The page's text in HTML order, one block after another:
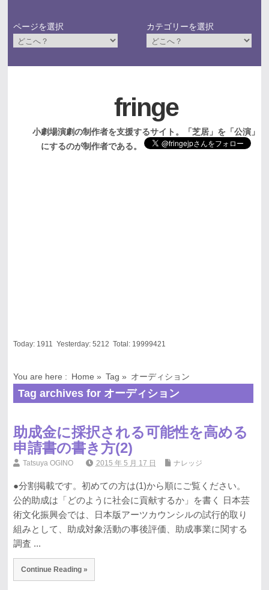
ページを選択 カテゴリーを選択
fringe
小劇場演劇の制作者を支援するサイト。「芝居」を「公演」
にするのが制作者である。
Today: 1911 Yesterday: 5212 Total: 19999421
You are here : Home » Tag » オーディション
Tag archives for オーディション
助成金に採択される可能性を高める
申請書の書き方(2)
Tatsuya OGINO 2015 年 5 月 17 日 ナレッジ
●分割掲載です。初めての方は(1)から順にご覧ください。
公的助成は「どのように社会に貢献するか」を書く 日本芸
術文化振興会では、日本版アーツカウンシルの試行的取り
組みとして、助成対象活動の事後評価、助成事業に関する
調査 ...
Continue Reading »